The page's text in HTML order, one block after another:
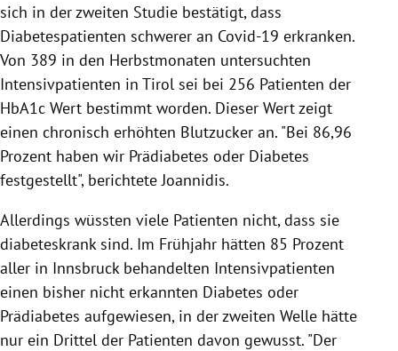
sich in der zweiten Studie bestätigt, dass
Diabetespatienten schwerer an Covid-19 erkranken.
Von 389 in den Herbstmonaten untersuchten
Intensivpatienten in Tirol sei bei 256 Patienten der
HbA1c Wert bestimmt worden. Dieser Wert zeigt
einen chronisch erhöhten Blutzucker an. "Bei 86,96
Prozent haben wir Prädiabetes oder Diabetes
festgestellt", berichtete Joannidis.
Allerdings wüssten viele Patienten nicht, dass sie
diabeteskrank sind. Im Frühjahr hätten 85 Prozent
aller in Innsbruck behandelten Intensivpatienten
einen bisher nicht erkannten Diabetes oder
Prädiabetes aufgewiesen, in der zweiten Welle hätte
nur ein Drittel der Patienten davon gewusst. "Der